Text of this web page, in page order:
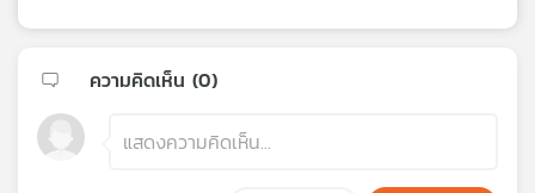
ความคิดเห็น (0)